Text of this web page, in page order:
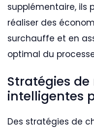
supplémentaire, ils
réaliser des
surchauffe et en
optimal du
Stratégies
intelligentes
Des stratégies de